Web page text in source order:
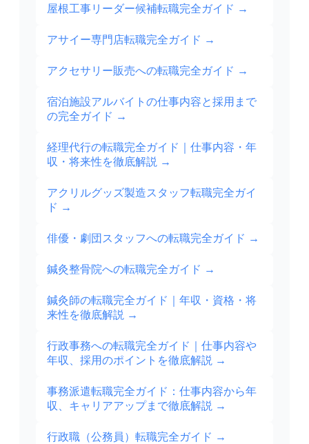
屋根工事リーダー候補転職完全ガイド →
アサイー専門店転職完全ガイド →
アクセサリー販売への転職完全ガイド →
宿泊施設アルバイトの仕事内容と採用まで
の完全ガイド →
経理代行の転職完全ガイド｜仕事内容・年
収・将来性を徹底解説 →
アクリルグッズ製造スタッフ転職完全ガイ
ド →
俳優・劇団スタッフへの転職完全ガイド →
鍼灸整骨院への転職完全ガイド →
鍼灸師の転職完全ガイド｜年収・資格・将
来性を徹底解説 →
行政事務への転職完全ガイド｜仕事内容や
年収、採用のポイントを徹底解説 →
事務派遣転職完全ガイド：仕事内容から年
収、キャリアアップまで徹底解説 →
行政職（公務員）転職完全ガイド →